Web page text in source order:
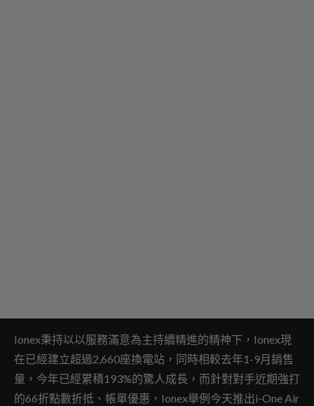
Ionex秉持以以服務滿意為主持續精進的精神下，Ionex現
在已經建立超過2,660座換電站，同時相較去年1-9月銷售
量，今年已經累積193%的驚人成長，而針對對手近期強打
的66折點數折抵、帳單優惠，Ionex舉例今天推出i-One Air